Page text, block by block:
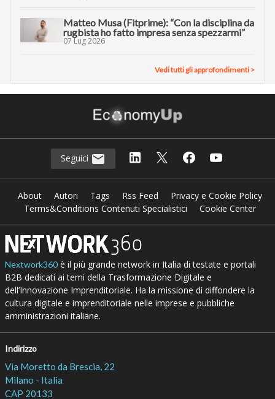
Matteo Musa (Fitprime): “Con la disciplina da
rugbista ho fatto impresa senza spezzarmi”
07 Lug 2026
Vedi tutti gli approfondimenti >
Seguici
About Autori Tags Rss Feed
Privacy e Cookie Policy
Terms&Conditions Contenuti Specialistici
Cookie Center
Nextwork360è il più grande network in Italia di testate e portali
B2B dedicati ai temi della Trasformazione Digitale e
dell’Innovazione Imprenditoriale. Ha la missione di diffondere la
cultura digitale e imprenditoriale nelle imprese e pubbliche
amministrazioni italiane.
Indirizzo
Via Moretto da Brescia, 22
Milano - Italia
CAP 20133